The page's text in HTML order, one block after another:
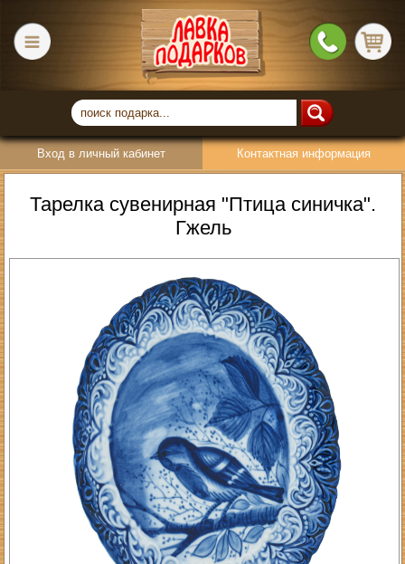
Вход в личный кабинет Контактная информация
Тарелка сувенирная "Птица синичка".
Гжель